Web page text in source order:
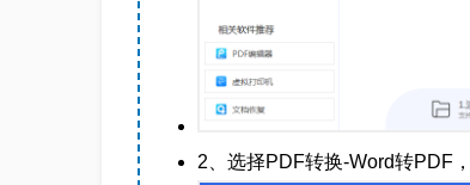
2、选择PDF转换-Word转PDF